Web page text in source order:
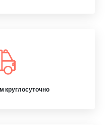
круглосуточно